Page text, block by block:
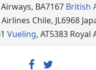
BA7167 British
Chile, JL6968
Vueling, AT5383 Royal